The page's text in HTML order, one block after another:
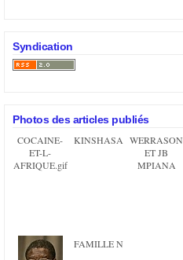
Syndication
Photos des articles publiés
COCAINE-
ET-L-
AFRIQUE.gif
KINSHASA WERRASON
ET JB
MPIANA
FAMILLE N